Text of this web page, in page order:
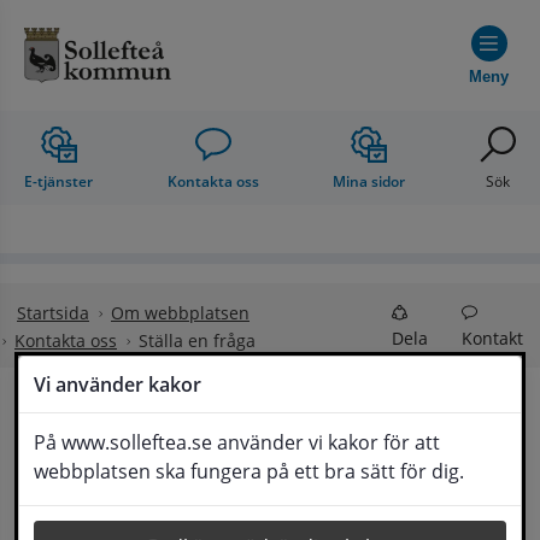
Vi använder kakor
På www.solleftea.se använder vi kakor för att
webbplatsen ska fungera på ett bra sätt för dig.
Meny
E-tjänster Kontakta oss Mina sidor Sök
Startsida
Om webbplatsen
Kontakta oss
Ställa en fråga Dela Kontakt
Ställa en fråga
Om din fråga är omfattande kan det bli aktuellt